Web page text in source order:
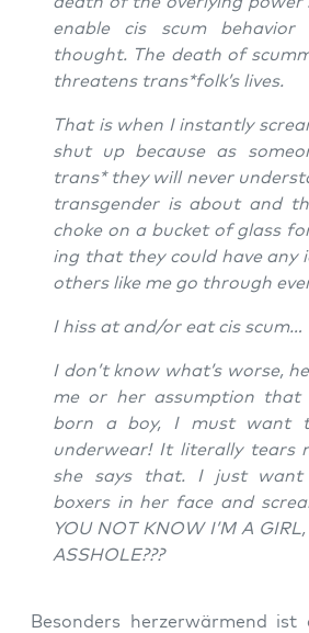
enable cis scum
thought. The death of
threa­tens trans*folk’s lives.
That is when I instant­ly
shut up becau­se as
trans* they will never
trans­gen­der is about and
cho­ke on a bucket of glass
ing that they could have any
others like me go through
I hiss at and/or eat cis scum…
I don’t know what’s worse,
me or her assump­ti­on that
born a boy, I must want
under­wear! It lite­ral­ly tears
she says that. I just
boxers in her face and
YOU NOT KNOW I’M A
ASSHOLE???
Beson­ders herz­er­wär­mend